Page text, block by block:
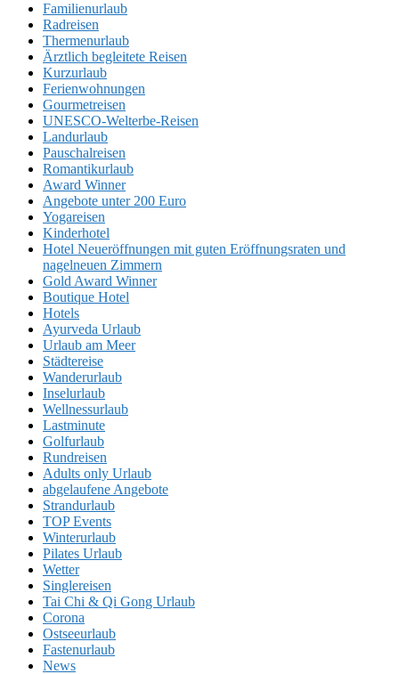
Familienurlaub
Radreisen
Thermenurlaub
Ärztlich begleitete Reisen
Kurzurlaub
Ferienwohnungen
Gourmetreisen
UNESCO-Welterbe-Reisen
Landurlaub
Pauschalreisen
Romantikurlaub
Award Winner
Angebote unter 200 Euro
Yogareisen
Kinderhotel
Hotel Neueröffnungen mit guten Eröffnungsraten und
nagelneuen Zimmern
Gold Award Winner
Boutique Hotel
Hotels
Ayurveda Urlaub
Urlaub am Meer
Städtereise
Wanderurlaub
Inselurlaub
Wellnessurlaub
Lastminute
Golfurlaub
Rundreisen
Adults only Urlaub
abgelaufene Angebote
Strandurlaub
TOP Events
Winterurlaub
Pilates Urlaub
Wetter
Singlereisen
Tai Chi & Qi Gong Urlaub
Corona
Ostseeurlaub
Fastenurlaub
News